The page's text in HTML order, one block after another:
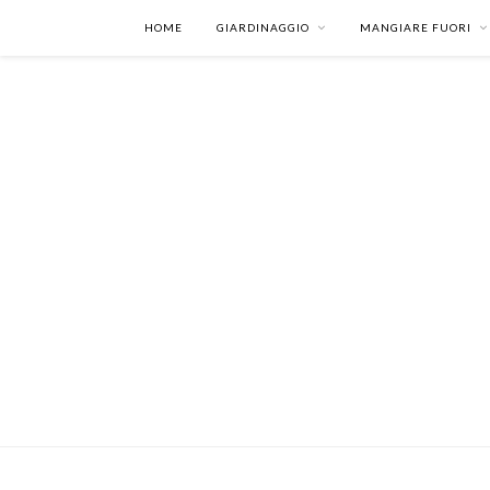
HOME GIARDINAGGIO MANGIARE FUORI